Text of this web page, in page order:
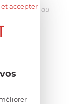
un peu dur au
...»
et accepter